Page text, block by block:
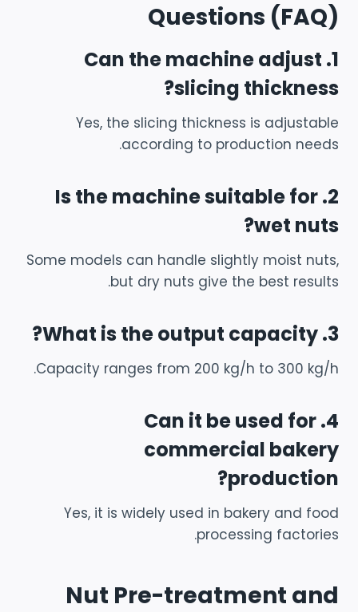
Questions (FAQ)
1. Can the machine adjust
slicing thickness?
Yes, the slicing thickness is adjustable
according to production needs.
2. Is the machine suitable for
wet nuts?
Some models can handle slightly moist nuts,
but dry nuts give the best results.
3. What is the output capacity?
Capacity ranges from 200 kg/h to 300 kg/h.
4. Can it be used for
commercial bakery
production?
Yes, it is widely used in bakery and food
processing factories.
Nut Pre-treatment and